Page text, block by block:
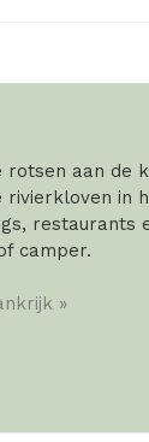
rotsen aan
in
restaurants
camper.
»